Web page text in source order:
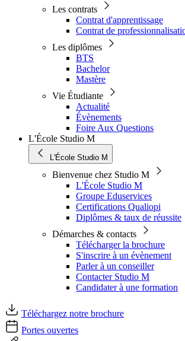
Les contrats
Contrat d'apprentissage
Contrat de
Les diplômes
BTS
Bachelor
Mastère
Vie Étudiante
Actualité
Évènements
Foire Aux Questions
L'École Studio M
L'École Studio M
Bienvenue chez Studio M
L'École Studio M
Groupe Eduservices
Certifications Qualiopi
Diplômes & taux de réussite
Démarches & contacts
Télécharger la brochure
S'inscrire à un évènement
Parler à un conseiller
Contacter Studio M
Candidater à une formation
Téléchargez notre brochure
Portes ouvertes